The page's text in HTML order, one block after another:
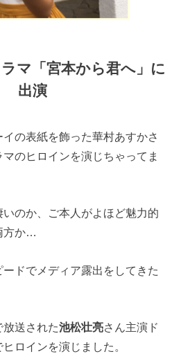
マ「宮本から君へ」に
出演
の表紙を飾った華村あすかさ
のヒロインを演じちゃってま
のか、ご本人がよほど魅力的
方か…
ドでメディア露出をしてきた
放送された池松壮亮さん主演ド
ヒロインを演じました。